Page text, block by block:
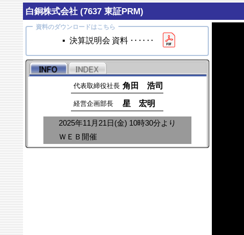
白銅株式会社 (7637 東証PRM)
▪ 決算説明会 資料 ‥‥‥
代表取締役社長 角田 浩司
経営企画部長 星 宏明
2025年11月21日(金) 10時30分より
ＷＥＢ開催